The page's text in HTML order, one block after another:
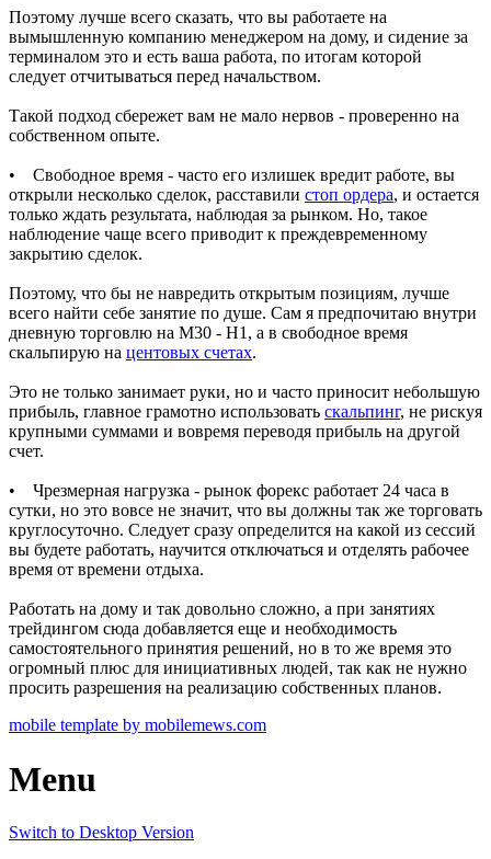
Поэтому лучше всего сказать, что вы работаете на
вымышленную компанию менеджером на дому, и сидение за
терминалом это и есть ваша работа, по итогам которой
следует отчитываться перед начальством.
Такой подход сбережет вам не мало нервов - проверенно на
собственном опыте.
• Свободное время - часто его излишек вредит работе, вы
открыли несколько сделок, расставили стоп ордера, и остается
только ждать результата, наблюдая за рынком. Но, такое
наблюдение чаще всего приводит к преждевременному
закрытию сделок.
Поэтому, что бы не навредить открытым позициям, лучше
всего найти себе занятие по душе. Сам я предпочитаю внутри
дневную торговлю на М30 - Н1, а в свободное время
скальпирую на центовых счетах.
Это не только занимает руки, но и часто приносит небольшую
прибыль, главное грамотно использовать скальпинг, не рискуя
крупными суммами и вовремя переводя прибыль на другой
счет.
• Чрезмерная нагрузка - рынок форекс работает 24 часа в
сутки, но это вовсе не значит, что вы должны так же торговать
круглосуточно. Следует сразу определится на какой из сессий
вы будете работать, научится отключаться и отделять рабочее
время от времени отдыха.
Работать на дому и так довольно сложно, а при занятиях
трейдингом сюда добавляется еще и необходимость
самостоятельного принятия решений, но в то же время это
огромный плюс для инициативных людей, так как не нужно
просить разрешения на реализацию собственных планов.
mobile template by mobilemews.com
Menu
Switch to Desktop Version